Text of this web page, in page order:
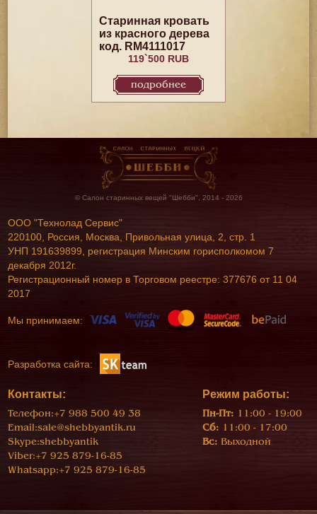
Старинная кровать
из красного дерева
код. RM4111017
119`500 RUB
подробнее
© Салон старинных вещей "Шебби", 2014 - 2026
ООО "Технолад Сервис"
220100, Россия, Москва, Привольная улица, 2, стр. 1
УНП 191639899, регистрация Минским горисполкомом 7
декабря 2012г.
Регистрационный номер в Торговом реестре: 377676 от 11 04
2017
Мы принимаем:
Разработка сайта:
Контакты:
Телефон:+7 988 500 49 38
Email:sale@shebbyantik.ru
Skype:shebbyantik
Viber:+7 925 879-16-85
Whatsapp:+7 925 879-16-85
Режим работы:
Пн-Пт: 11:00 - 19:00
Сб: 11:00 - 17:00
Вс: Выходной